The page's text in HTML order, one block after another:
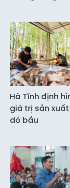
Hà Tĩnh định
giá trị sản
dó bầu